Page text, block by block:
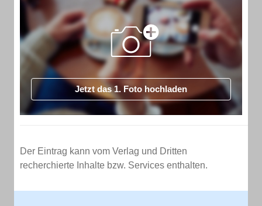
Jetzt das 1. Foto hochladen
Der Eintrag kann vom Verlag und Dritten
recherchierte Inhalte bzw. Services enthalten.